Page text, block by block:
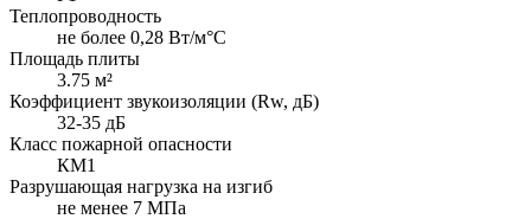
Теплопроводность
не более 0,28 Вт/м°С
Площадь плиты
3.75 м²
Коэффициент звукоизоляции (Rw, дБ)
32-35 дБ
Класс пожарной опасности
КМ1
Разрушающая нагрузка на изгиб
не менее 7 МПа